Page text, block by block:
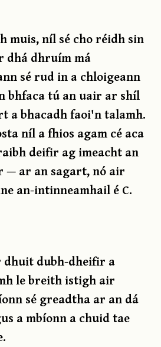
muis, níl sé cho réidh sin
dhá dhruím má
sé rud in a chloigeann
bhfaca tú an uair ar shíl
a bhacadh faoi'n talamh.
níl a fhios agam cé aca
deifir ag imeacht an
— ar an sagart, nó air
an-intinneamhail é C.
dubh-dheifir a
le breith istigh air
sé greadtha ar an dá
a mbíonn a chuid tae